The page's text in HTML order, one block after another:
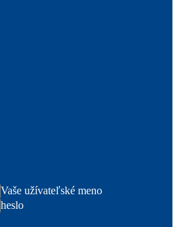
Vaše užívateľské meno
heslo